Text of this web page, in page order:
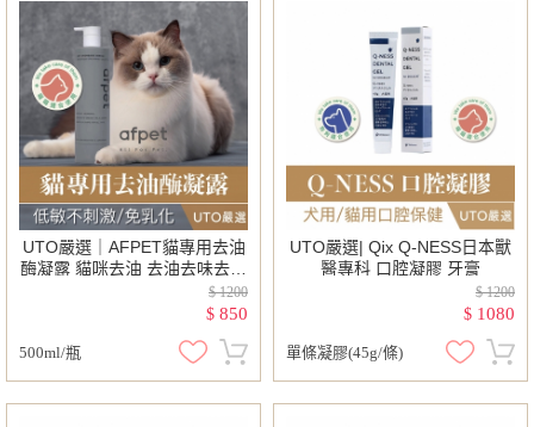
UTO嚴選｜AFPET貓專用去油
酶凝露 貓咪去油 去油去味去分
泌物 貓咪專用清潔保養洗毛精
｜公貓尾｜毛孩專用
$ 1200
$ 850
500ml/瓶
UTO嚴選| Qix Q-NESS日本獸
醫專科 口腔凝膠 牙膏
$ 1200
$ 1080
單條凝膠(45g/條)